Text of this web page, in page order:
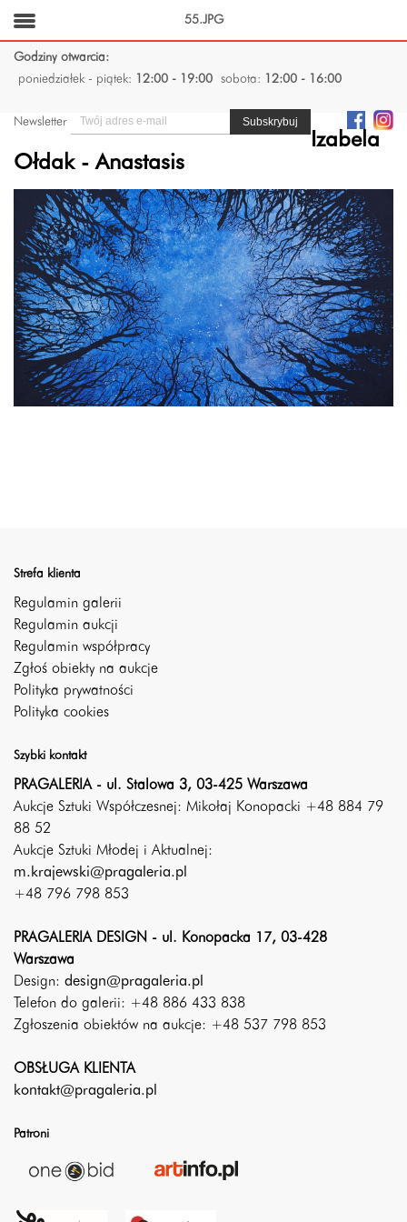
Godziny otwarcia:
poniedziałek - piątek:
12:00 - 19:00 sobota: 12:00 - 16:00
Newsletter
Izabela
Ołdak - Anastasis
Strefa klienta
Regulamin galerii
Regulamin aukcji
Regulamin współpracy
Zgłoś obiekty na aukcje
Polityka prywatności
Polityka cookies
Szybki kontakt
PRAGALERIA - ul. Stalowa 3, 03-425 Warszawa
Aukcje Sztuki Współczesnej: Mikołaj Konopacki +48 884 79
88 52
Aukcje Sztuki Młodej i Aktualnej:
m.krajewski@pragaleria.pl
+48 796 798 853
PRAGALERIA DESIGN - ul. Konopacka 17, 03-428
Warszawa
Design: design@pragaleria.pl
Telefon do galerii: +48 886 433 838
Zgłoszenia obiektów na aukcje: +48 537 798 853
OBSŁUGA KLIENTA
kontakt@pragaleria.pl
Patroni
55.JPG